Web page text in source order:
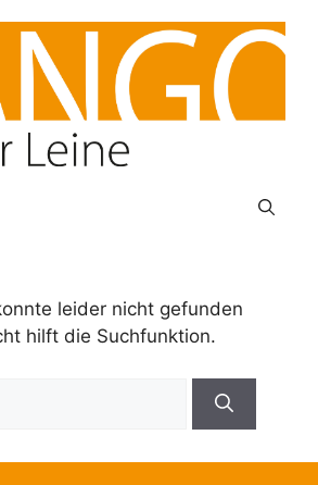
leider nicht gefunden
hilft die Suchfunktion.